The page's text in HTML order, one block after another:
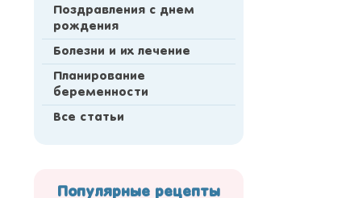
Поздравления с днем
рождения
Болезни и их лечение
Планирование
беременности
Все статьи
Популярные рецепты